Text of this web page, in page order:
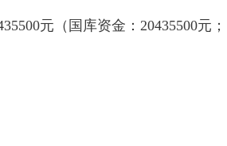
元 （ 国库资金：20435500元